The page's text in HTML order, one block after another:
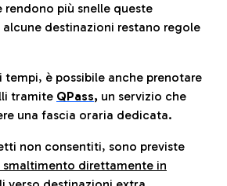
più snelle queste
destinazioni restano regole
tempi, è possibile anche prenotare
tramite QPass, un servizio che
una fascia oraria dedicata.
non consentiti, sono previste
smaltimento direttamente in